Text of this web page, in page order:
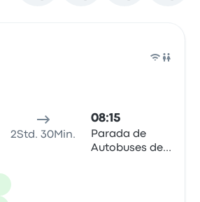
2Std. 30Min.
08:15
Parada de
Autobuses de